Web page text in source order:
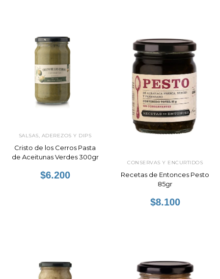
SALSAS, ADEREZOS Y DIPS
Cristo de los Cerros Pasta
de Aceitunas Verdes 300gr
$6.200
CONSERVAS Y ENCURTIDOS
Recetas de Entonces Pesto
85gr
$8.100